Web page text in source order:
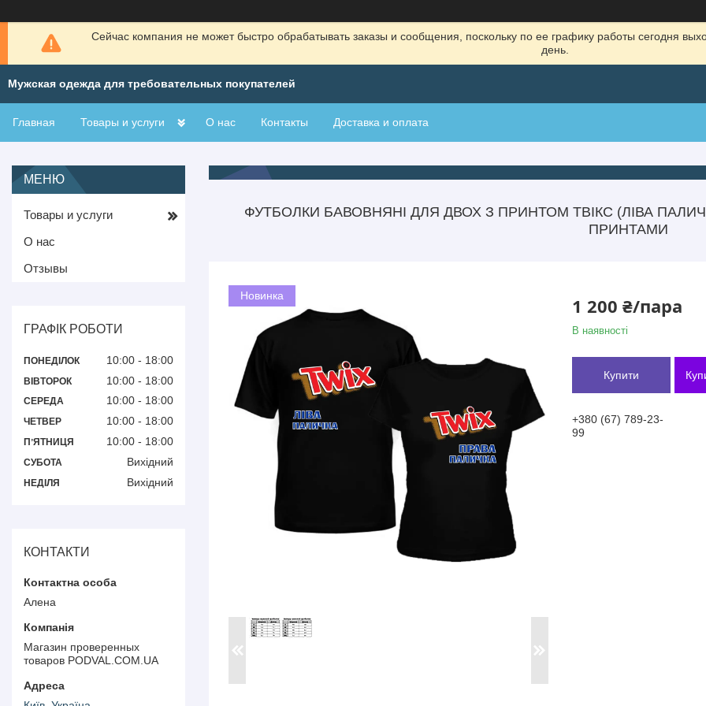
Сейчас компания не может быстро обрабатывать заказы и сообщения, поскольку по ее графику работы сегодня
день.
Мужская одежда для требовательных покупателей
Главная Товары и услуги О нас Контакты Доставка и оплата
ФУТБОЛКИ БАВОВНЯНІ ДЛЯ ДВОХ З ПРИНТОМ ТВІКС (ЛІВА
ПРИНТАМИ
Новинка 1 200 ₴/пара
В наявності
Купити
+380 (67) 789-23-
99
Товары и услуги
О нас
Отзывы
ГРАФІК РОБОТИ
ПОНЕДІЛОК 10:00 18:00
ВІВТОРОК 10:00 18:00
СЕРЕДА 10:00 18:00
ЧЕТВЕР 10:00 18:00
ПʼЯТНИЦЯ 10:00 18:00
СУБОТА Вихідний
НЕДІЛЯ Вихідний
КОНТАКТИ
Алена
Магазин проверенных
товаров PODVAL.СOM.UA